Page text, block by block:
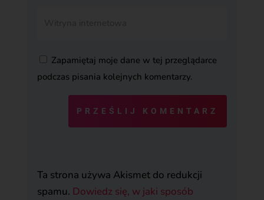
Zapamiętaj moje dane w tej przeglądarce
podczas pisania kolejnych komentarzy.
PRZEŚLIJ KOMENTARZ
Ta strona używa Akismet do redukcji
spamu. Dowiedz się, w jaki sposób